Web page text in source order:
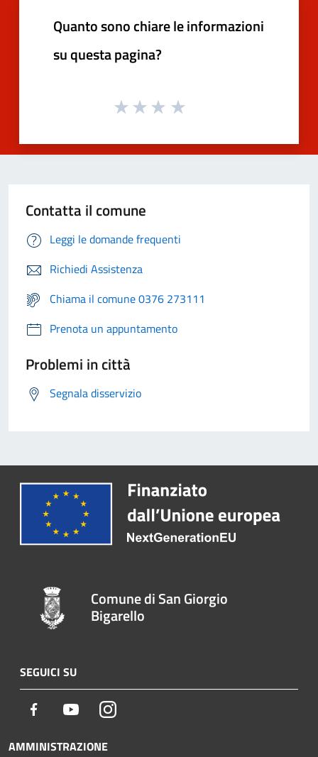
Quanto sono chiare le informazioni
su questa pagina?
Contatta il comune
Leggi le domande frequenti
Richiedi Assistenza
Chiama il comune 0376 273111
Prenota un appuntamento
Problemi in città
Segnala disservizio
Comune di San Giorgio
Bigarello
SEGUICI SU
Facebook YoutubeInstagram
AMMINISTRAZIONE